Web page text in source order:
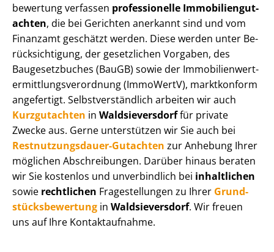
be­wer­tung verfassen professionelle Im­mo­bi­li­en­gut­
ach­ten, die bei Gerichten anerkannt sind und vom
Finanzamt geschätzt werden. Diese werden unter Be­
rück­sich­ti­gung, der gesetzlichen Vorgaben, des
Baugesetzbuches (BauGB) sowie der Im­mo­bi­li­en­wert­
ermitt­lungs­ver­ord­nung (ImmoWertV), marktkonform
angefertigt. Selbst­ver­ständ­lich arbeiten wir auch
Kurzgutachten in Waldsieversdorffür private
Zwecke aus. Gerne unterstützen wir Sie auch bei
Rest­nut­zungs­dau­er-Gutachten zur Anhebung Ihrer
möglichen Abschreibungen. Darüber hinaus beraten
wir Sie kostenlos und unverbindlich bei inhaltlichen
sowie rechtlichen Fragestellungen zu Ihrer Grund­
stücks­be­wer­tung in Waldsieversdorf. Wir freuen
uns auf Ihre Kontaktaufnahme.